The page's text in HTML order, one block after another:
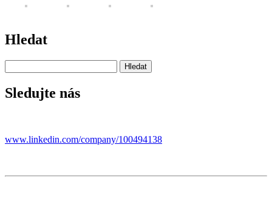
Hledat
Sledujte nás
www.linkedin.com/company/100494138